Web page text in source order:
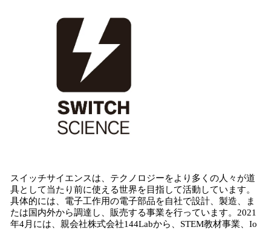
スイッチサイエンスは、テクノロジーをより多くの人々が道
具として当たり前に使える世界を目指して活動しています。
具体的には、電子工作用の電子部品を自社で設計、製造、ま
たは国内外から調達し、販売する事業を行っています。2021
年4月には、親会社株式会社144Labから、STEM教材事業、Io